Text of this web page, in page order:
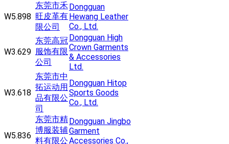
W5.898
东莞市禾
旺皮革有
限公司
Dongguan
Hewang Leather
Co., Ltd.
W3.629
东莞高冠
服饰有限
公司
Dongguan High
Crown Garments
& Accessories
Ltd.
W3.618
东莞市中
拓运动用
品有限公
司
Dongguan Hitop
Sports Goods
Co., Ltd.
W5.836
东莞市精
博服装辅
料有限公
Dongguan Jingbo
Garment
Accessories Co.,